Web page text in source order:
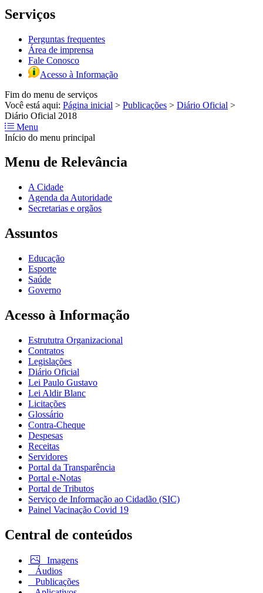
Serviços
Perguntas frequentes
Área de imprensa
Fale Conosco
Acesso à Informação
Fim do menu de serviços
Você está aqui: Página inicial > Publicações > Diário Oficial >
Diário Oficial 2018
Menu
Início do menu principal
Menu de Relevância
A Cidade
Agenda da Autoridade
Secretarias e orgãos
Assuntos
Educação
Esporte
Saúde
Governo
Acesso à Informação
Estrututra Organizacional
Contratos
Legislações
Diário Oficial
Lei Paulo Gustavo
Lei Aldir Blanc
Licitações
Glossário
Contra-Cheque
Despesas
Receitas
Servidores
Portal da Transparência
Portal e-Notas
Portal de Tributos
Serviço de Informação ao Cidadão (SIC)
Painel Vacinação Covid 19
Central de conteúdos
Imagens
Áudios
Publicações